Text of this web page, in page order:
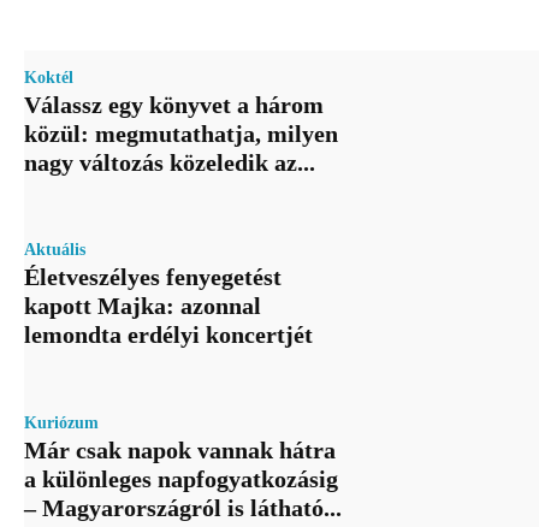
Koktél
Válassz egy könyvet a három
közül: megmutathatja, milyen
nagy változás közeledik az...
Aktuális
Életveszélyes fenyegetést
kapott Majka: azonnal
lemondta erdélyi koncertjét
Kuriózum
Már csak napok vannak hátra
a különleges napfogyatkozásig
– Magyarországról is látható...